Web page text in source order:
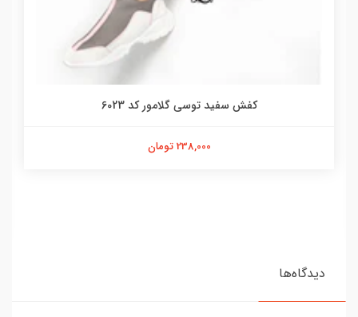
کفش سفید توسی گلامور کد 6023
238,000 تومان
دیدگاه‌ها